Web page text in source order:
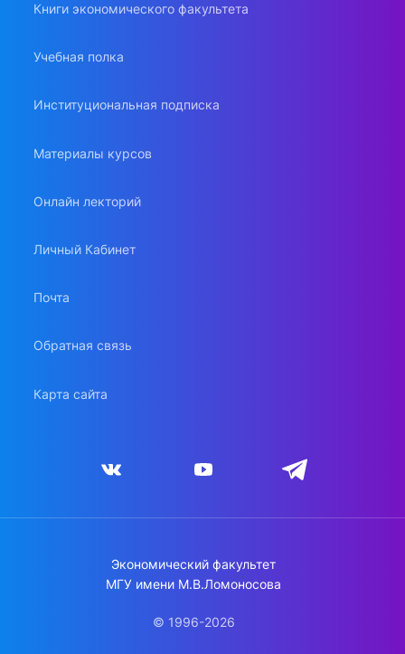
Книги экономического факультета
Учебная полка
Институциональная подписка
Материалы курсов
Онлайн лекторий
Личный Кабинет
Почта
Обратная связь
Карта сайта
Экономический факультет
МГУ имени М.В.Ломоносова
© 1996-2026